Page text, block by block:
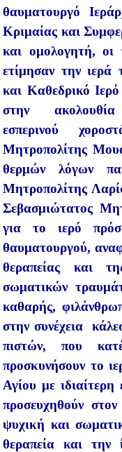
θαυματουργό
Κριμαίας και
και ομολογητή, οι
ετίμησαν την ιερά
και Καθεδρικό
στην
εσπερινού
Μητροπολίτης
θερμών λόγων
Μητροπολίτης
Σεβασμιώτατος
για το ιερό
θαυματουργού,
θεραπείας και
σωματικών
καθαρής,
στην συνέχεια
πιστών, που
προσκυνήσουν το
Αγίου με
προσευχηθούν
ψυχική και
θεραπεία και